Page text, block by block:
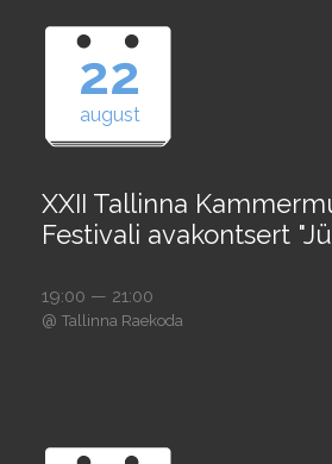
22
august
XXII Tallinna
Festivali avakontsert
19:00 — 21:00
@ Tallinna Raekoda